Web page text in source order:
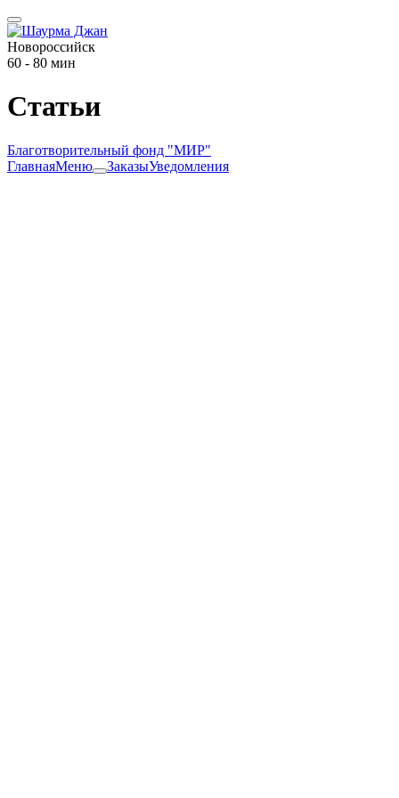
Новороссийск
60 - 80 мин
Статьи
Благотворительный фонд "МИР"
ГлавнаяМеню ЗаказыУведомления